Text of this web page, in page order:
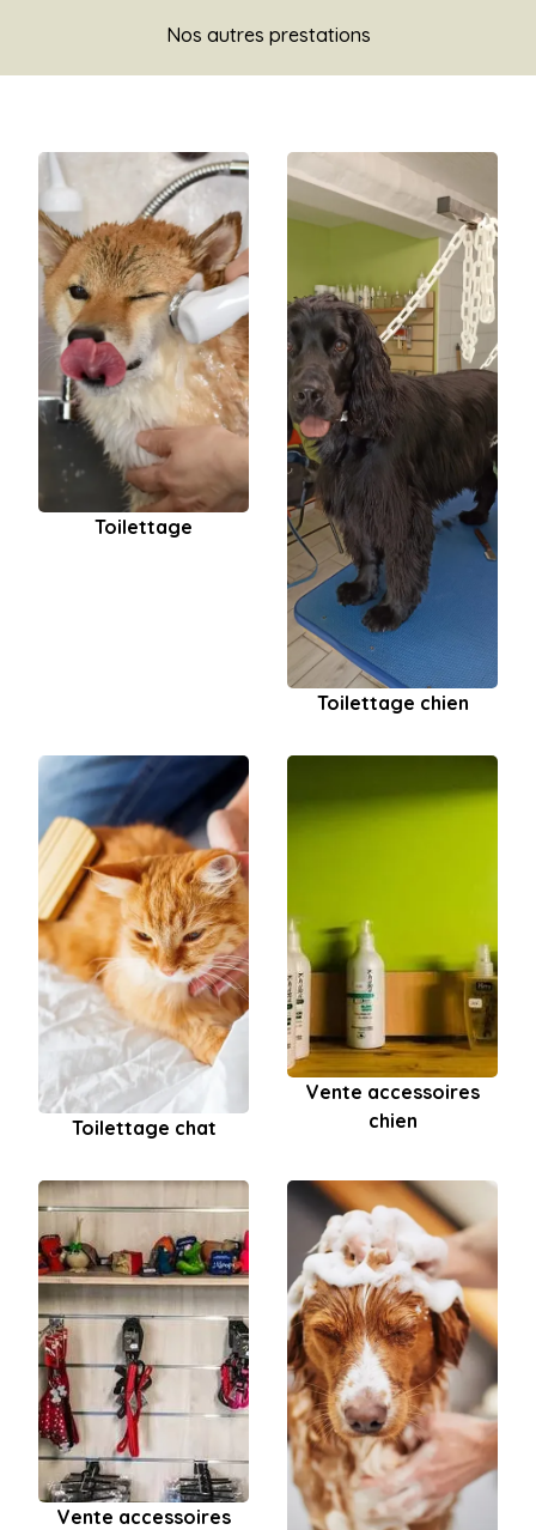
Nos autres prestations
Toilettage
Toilettage chien
Toilettage chat
Vente accessoires
chien
Vente accessoires